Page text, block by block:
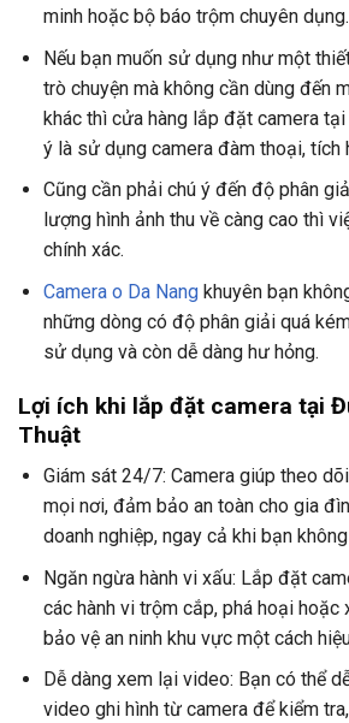
minh hoặc bộ báo trộm chuyên dụng.
Nếu bạn muốn sử dụng như một
trò chuyện mà không cần dùng đến
khác thì cửa hàng lắp đặt camera
ý là sử dụng camera đàm thoại, tích
Cũng cần phải chú ý đến độ phân
lượng hình ảnh thu về càng cao thì
chính xác.
Camera o Da Nangkhuyên bạn
những dòng có độ phân giải quá
sử dụng và còn dễ dàng hư hỏng.
Lợi ích khi lắp đặt camera tại
Thuật
Giám sát 24/7: Camera giúp theo
mọi nơi, đảm bảo an toàn cho gia
doanh nghiệp, ngay cả khi bạn
Ngăn ngừa hành vi xấu: Lắp đặt
các hành vi trộm cắp, phá hoại hoặc
bảo vệ an ninh khu vực một cách
Dễ dàng xem lại video: Bạn có thể
video ghi hình từ camera để kiểm